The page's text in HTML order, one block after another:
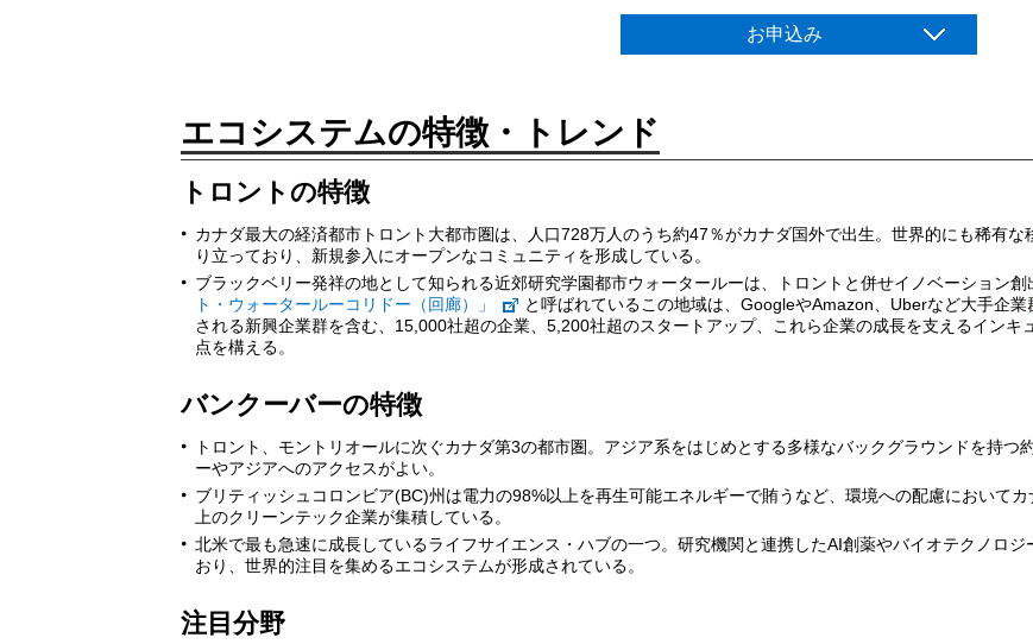
お申込み
エコシステムの特徴・トレンド
トロントの特徴
カナダ最大の経済都市トロント大都市圏は、人口728万人のうち約47％がカナダ国外で出生。世界的にも稀有
り立っており、新規参入にオープンなコミュニティを形成している。
ブラックベリー発祥の地として知られる近郊研究学園都市ウォータールーは、トロントと併せイノベーション創
ト・ウォータールーコリドー（回廊）」
と呼ばれているこの地域は、GoogleやAmazon、Uberなど大手企業
される新興企業群を含む、15,000社超の企業、5,200社超のスタートアップ、これら企業の成長を支えるイン
点を構える。
バンクーバーの特徴
トロント、モントリオールに次ぐカナダ第3の都市圏。アジア系をはじめとする多様なバックグラウンドを持
ーやアジアへのアクセスがよい。
ブリティッシュコロンビア(BC)州は電力の98%以上を再生可能エネルギーで賄うなど、環境への配慮において
上のクリーンテック企業が集積している。
北米で最も急速に成長しているライフサイエンス・ハブの一つ。研究機関と連携したAI創薬やバイオテクノロ
おり、世界的注目を集めるエコシステムが形成されている。
注目分野